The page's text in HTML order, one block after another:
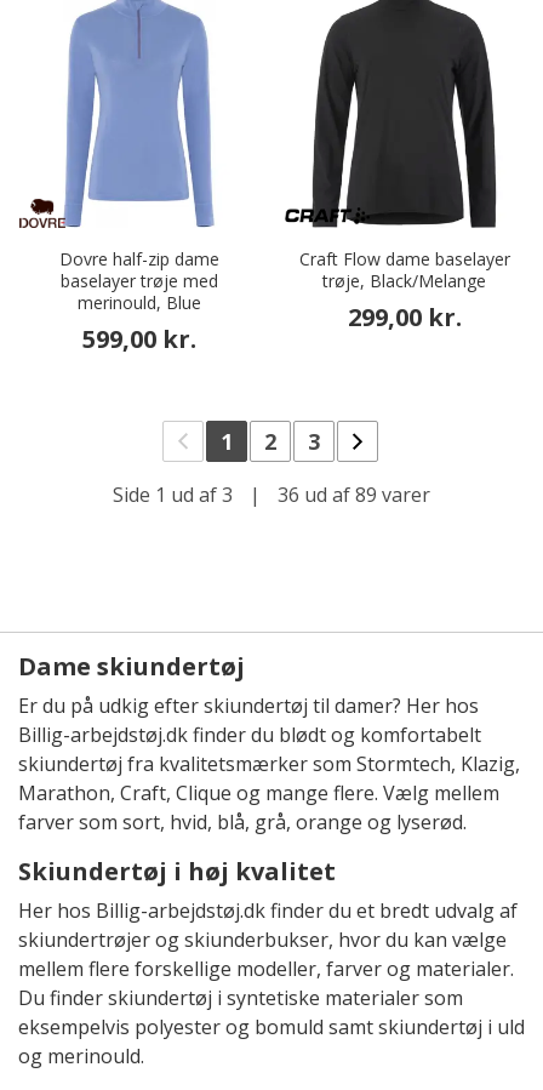
Dovre half-zip dame
baselayer trøje med
merinould, Blue
599,00 kr.
Craft Flow dame baselayer
trøje, Black/Melange
299,00 kr.
1 2 3
Side 1 ud af 3 | 36 ud af 89 varer
Dame skiundertøj
Er du på udkig efter skiundertøj til damer? Her hos
Billig-arbejdstøj.dk finder du blødt og komfortabelt
skiundertøj fra kvalitetsmærker som Stormtech, Klazig,
Marathon, Craft, Clique og mange flere. Vælg mellem
farver som sort, hvid, blå, grå, orange og lyserød.
Skiundertøj i høj kvalitet
Her hos Billig-arbejdstøj.dk finder du et bredt udvalg af
skiundertrøjer og skiunderbukser, hvor du kan vælge
mellem flere forskellige modeller, farver og materialer.
Du finder skiundertøj i syntetiske materialer som
eksempelvis polyester og bomuld samt skiundertøj i uld
og merinould.